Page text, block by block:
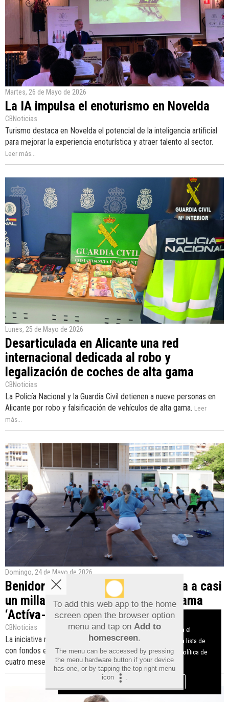
Martes, 26 de Mayo de 2026
La IA impulsa el enoturismo en Novelda
CBNoticias
Turismo destaca en Novelda el potencial de la inteligencia artificial
para mejorar la experiencia enoturística y atraer talento al sector.
Leer más...
Lunes, 25 de Mayo de 2026
Desarticulada en Alicante una red
internacional dedicada al robo y
legalización de coches de alta gama
CBNoticias
La Policía Nacional y la Guardia Civil detienen a nueve personas en
Alicante por robo y falsificación de vehículos de alta gama. Leer
más...
Domingo, 24 de Mayo de 2026
Benidorm acerca la actividad física a casi
un millar de personas con el programa
‘Actíva-t Fest’
CBNoticias
La iniciativa municipal, dirigida a mayores de 50 años y financiada
con fondos europeos Next Generation, ha desarrollado durante
cuatro meses [...]Leer más...
To add this web app to the home
screen open the browser option
menu and tap on Add to
homescreen.
The menu can be accessed by pressing
the menu hardware button if your device
has one, or by tapping the top right menu
icon
.
Aviso sobre el Uso de cookies:
Utilizamos cookies nuestras y de terceros para el
funcionamiento del digital. Puedes consultar la lista de
cookies y como desconectarlas. Ver nuestra Política de
Privacidad y Cookies
Aceptar Cookies